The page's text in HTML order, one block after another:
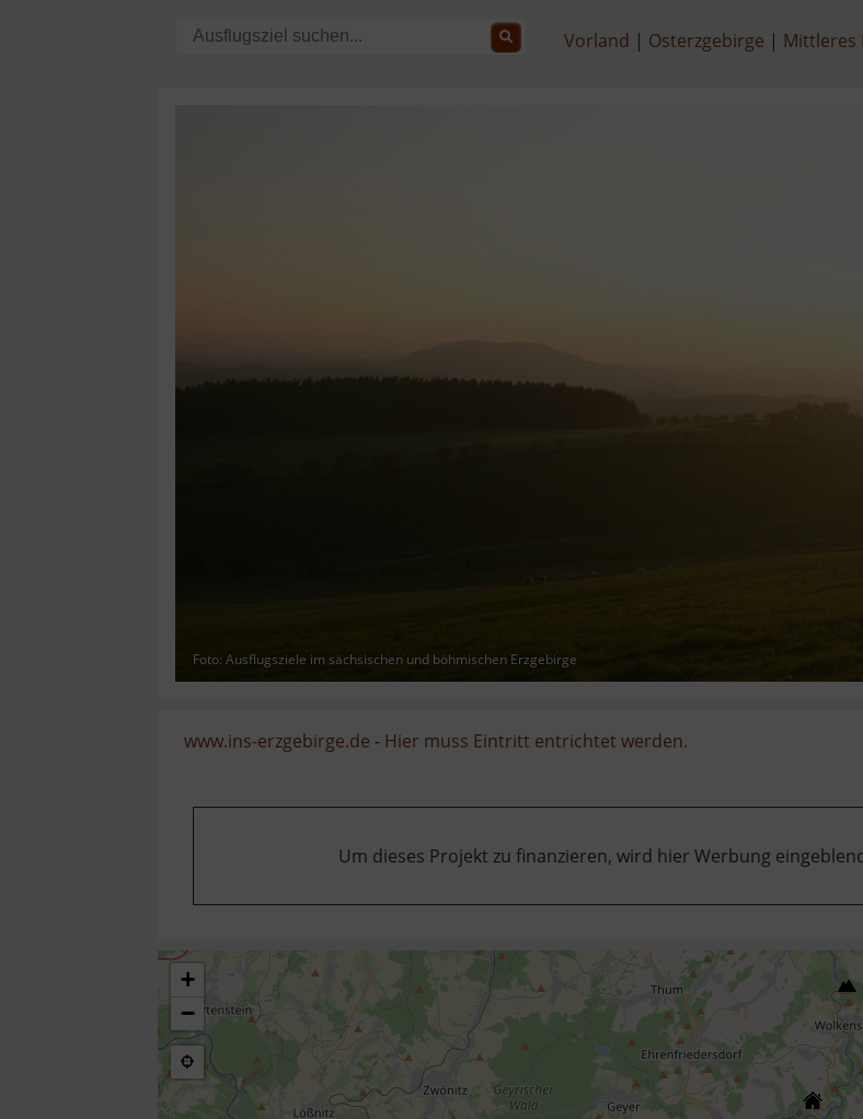
Vorland Osterzgebirge Mittleres
Foto: Ausflugsziele im sächsischen und böhmischen Erzgebirge
www.ins-erzgebirge.de - Hier muss Eintritt entrichtet werden.
Um dieses Projekt zu finanzieren, wird hier Werbung
+
−